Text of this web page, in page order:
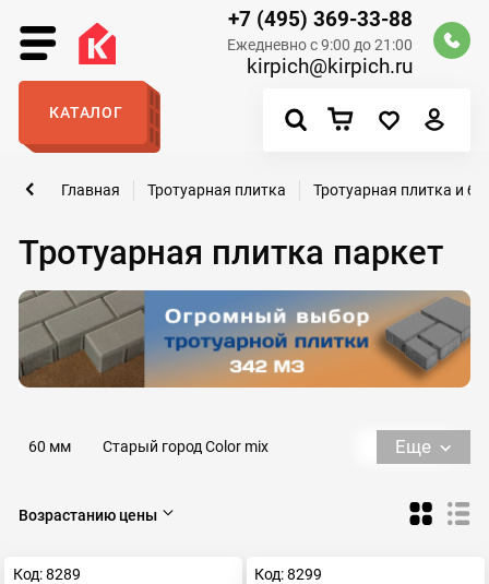
+7 (495) 369-33-88
Ежедневно с 9:00 до 21:00
kirpich@kirpich.ru
КАТАЛОГ
Тротуарная плитка паркет
Главная Тротуарная плитка Тротуарная плитка и
60 мм
Старый город Color mix
8 кирпичей 300х300х30
Еще
Возрастанию цены
Код: 8289 Код: 8299